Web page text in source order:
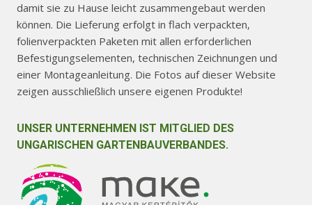
damit sie zu Hause leicht zusammengebaut werden
können. Die Lieferung erfolgt in flach verpackten,
folienverpackten Paketen mit allen erforderlichen
Befestigungselementen, technischen Zeichnungen und
einer Montageanleitung. Die Fotos auf dieser Website
zeigen ausschließlich unsere eigenen Produkte!
UNSER UNTERNEHMEN IST MITGLIED DES
UNGARISCHEN GARTENBAUVERBANDES.